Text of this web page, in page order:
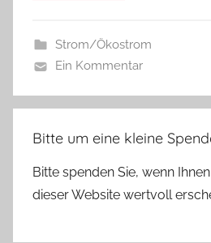
Strom/Ökostrom
Ein Kommentar
Bitte um eine kleine
Bitte spenden Sie, wenn
dieser Website wertvoll